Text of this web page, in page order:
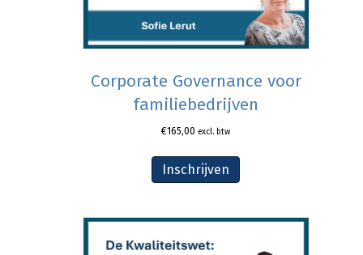
Corporate Governance voor
familiebedrijven
€165,00 excl. btw
Inschrijven